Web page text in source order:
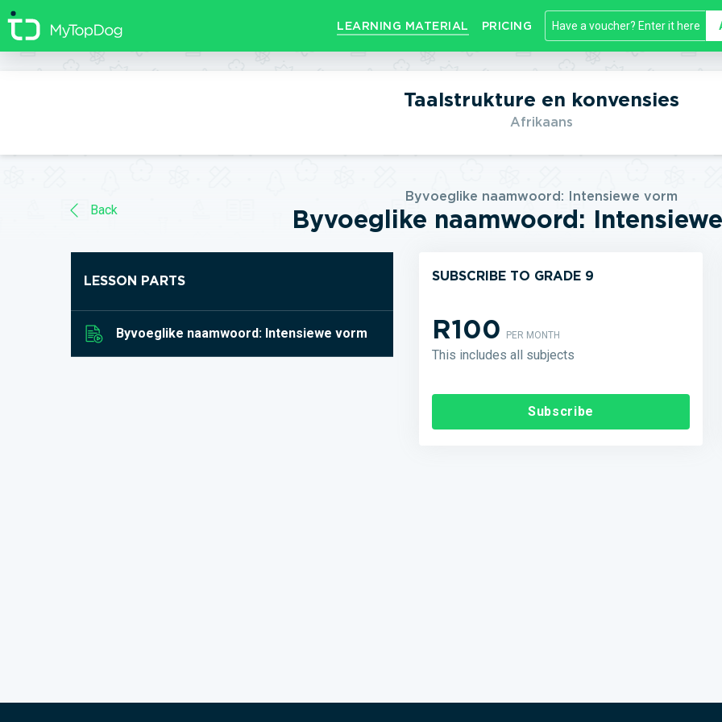
//]]>
LEARNING MATERIAL PRICING
Taalstrukture en konvensies
Afrikaans
Back
Byvoeglike naamwoord: Intensiewe vorm
Byvoeglike naamwoord:
LESSON PARTS
Byvoeglike naamwoord: Intensiewe vorm
SUBSCRIBE TO GRADE 9
R100PER MONTH
This includes all subjects
Subscribe